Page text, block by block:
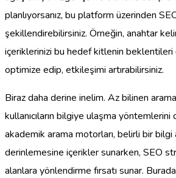
planlıyorsanız, bu platform üzerinden
şekillendirebilirsiniz. Örneğin, anahtar
içeriklerinizi bu hedef kitlenin
optimize edip, etkileşimi artırabilirsiniz.
Biraz daha derine inelim. Az bilinen
kullanıcıların bilgiye ulaşma
akademik arama motorları, belirli bir bilgi
derinlemesine içerikler sunarken, SEO
alanlara yönlendirme fırsatı sunar.